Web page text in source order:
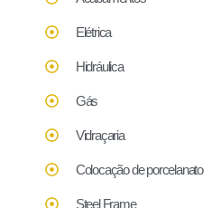
Elétrica
Hidráulica
Gás
Vidraçaria
Colocação de porcelanato
Steel Frame